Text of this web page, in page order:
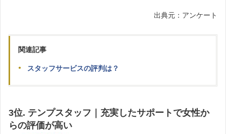
出典元：アンケート
関連記事
スタッフサービスの評判は？
3位. テンプスタッフ｜充実したサポートで女性か
らの評価が高い